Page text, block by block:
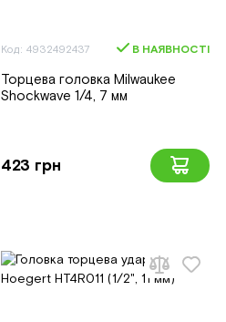
Код: 4932492437 В НАЯВНОСТІ
Торцева головка Milwaukee
Shockwave 1/4, 7 мм
423 грн